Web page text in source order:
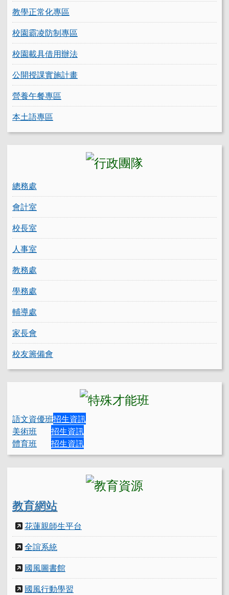
教學正常化專區
校園霸凌防制專區
校園載具借用辦法
公開授課實施計畫
營養午餐專區
本土語專區
總務處
會計室
校長室
人事室
教務處
學務處
輔導處
家長會
校友籌備會
語文資優班招生資訊
美術班
招生資訊
體育班
招生資訊
教育網站
花蓮親師生平台
全誼系統
國風圖書館
國風行動學習